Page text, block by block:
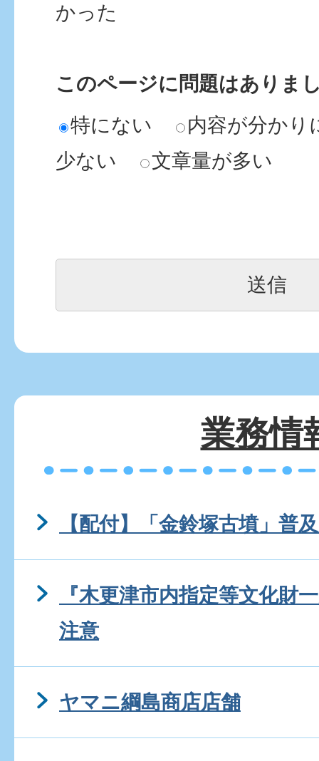
かった
このページに問題はありま
特にない
内容が分かり
少ない
文章量が多い
業務情
【配付】「金鈴塚古墳」普
『木更津市内指定等文化財
注意
ヤマニ綱島商店店舗